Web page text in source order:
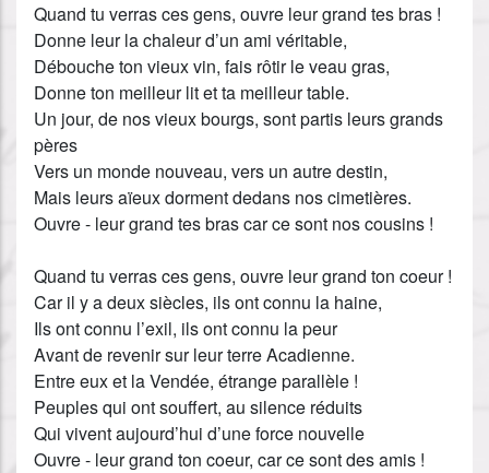
Quand tu verras ces gens, ouvre leur grand tes bras !
Donne leur la chaleur d’un ami véritable,
Débouche ton vieux vin, fais rôtir le veau gras,
Donne ton meilleur lit et ta meilleur table.
Un jour, de nos vieux bourgs, sont partis leurs grands
pères
Vers un monde nouveau, vers un autre destin,
Mais leurs aïeux dorment dedans nos cimetières.
Ouvre - leur grand tes bras car ce sont nos cousins !
Quand tu verras ces gens, ouvre leur grand ton coeur !
Car il y a deux siècles, ils ont connu la haine,
Ils ont connu l’exil, ils ont connu la peur
Avant de revenir sur leur terre Acadienne.
Entre eux et la Vendée, étrange parallèle !
Peuples qui ont souffert, au silence réduits
Qui vivent aujourd’hui d’une force nouvelle
Ouvre - leur grand ton coeur, car ce sont des amis !